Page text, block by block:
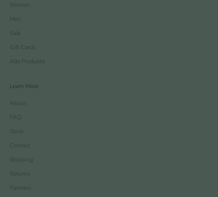
Women
Men
Sale
Gift Cards
Alle Produkte
Learn More
About
FAQ
Store
Contact
Shipping
Returns
Partners